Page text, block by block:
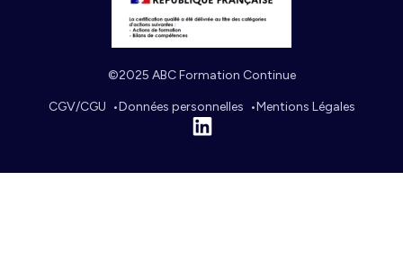
©2025 ABC Formation Continue
CGV/CGU Données personnelles
Mentions Légales
Linkedin